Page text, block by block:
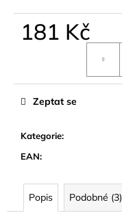
181 Kč
Kategorie:
EAN:
Zeptat se
Popis Podobné (3)
D
o